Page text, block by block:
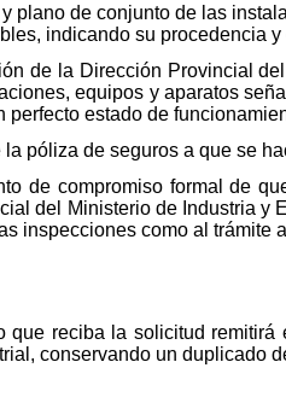
plano de conjunto de las
indicando su procedencia y
de la Dirección Provincial del
equipos y aparatos
perfecto estado de
póliza de seguros a que se
de compromiso formal de
del Ministerio de Industria y
inspecciones como al trámite
que reciba la solicitud
conservando un duplicado